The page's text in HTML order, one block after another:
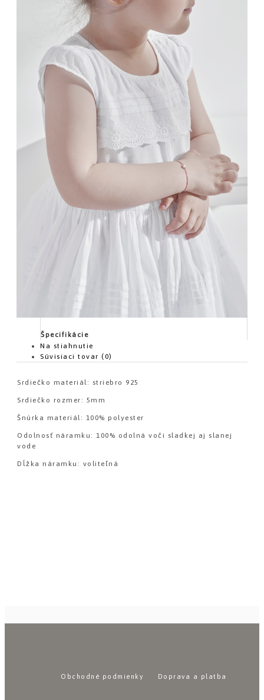
Špecifikácie
Na stiahnutie
Súvisiaci tovar (0)
Srdiečko materiál: striebro 925
Srdiečko rozmer: 5mm
Šnúrka materiál: 100% polyester
Odolnosť náramku: 100% odolná voči sladkej aj slanej
vode
Dĺžka náramku: voliteľná
Obchodné podmienky Doprava a platba